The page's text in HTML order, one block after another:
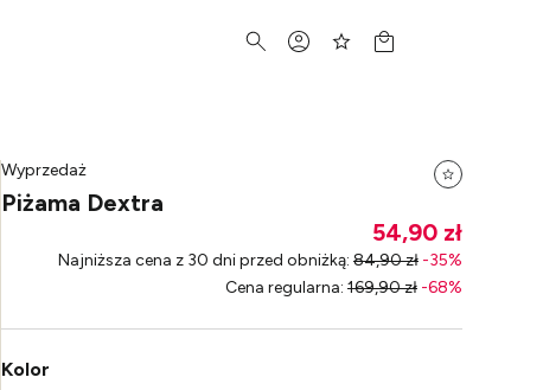
Wyprzedaż
Piżama Dextra
54,90 zł
Najniższa cena z 30 dni przed obniżką: 84,90 zł -35%
Cena regularna: 169,90 zł -68%
Kolor